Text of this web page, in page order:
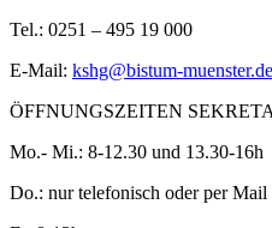
Tel.: 0251 – 495 19 000
E-Mail: kshg@bistum-muenster.de
ÖFFNUNGSZEITEN
Mo.- Mi.: 8-12.30 und 13.30-16h
Do.: nur telefonisch oder per Mail